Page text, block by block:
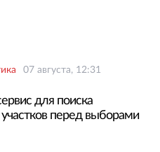
07 августа, 12:31
для поиска
перед выборами